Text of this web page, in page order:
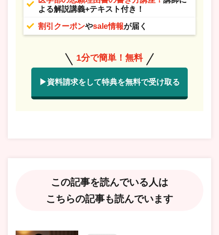
よる解説講義+テキスト付き！
割引クーポンやsale情報が届く
1分で簡単！無料
▶資料請求をして特典を無料で受け取る
この記事を読んでいる人は
こちらの記事も読んでいます